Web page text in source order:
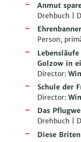
Anmut
Drehbuch |
Person,
Golzow in
Director:
Schule der
Director:
Das
Drehbuch |
Diese